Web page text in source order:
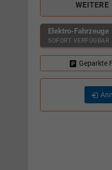
WEITERE
Elektro-Fahrzeuge
SOFORT VERFÜGBAR
Geparkte